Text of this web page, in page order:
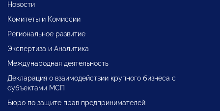
Новости
Комитеты и Комиссии
Региональное развитие
Экспертиза и Аналитика
Международная деятельность
Декларация о взаимодействии крупного бизнеса с
субъектами МСП
Бюро по защите прав предпринимателей